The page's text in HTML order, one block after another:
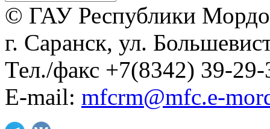
© ГАУ Республики
г. Саранск, ул.
Тел./факс +7(8342) 39-29-
E-mail: mfcrm@mfc.e-